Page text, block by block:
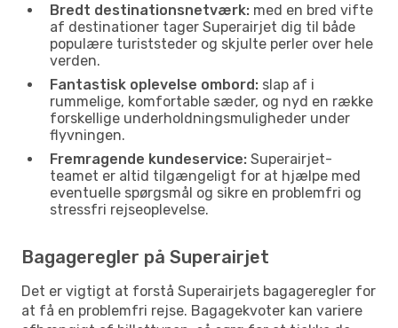
Bredt destinationsnetværk: med en bred vifte
af destinationer tager Superairjet dig til både
populære turiststeder og skjulte perler over hele
verden.
Fantastisk oplevelse ombord: slap af i
rummelige, komfortable sæder, og nyd en række
forskellige underholdningsmuligheder under
flyvningen.
Fremragende kundeservice: Superairjet-
teamet er altid tilgængeligt for at hjælpe med
eventuelle spørgsmål og sikre en problemfri og
stressfri rejseoplevelse.
Bagageregler på Superairjet
Det er vigtigt at forstå Superairjets bagageregler for
at få en problemfri rejse. Bagagekvoter kan variere